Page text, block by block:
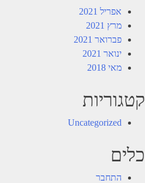
אפריל 2021
מרץ 2021
פברואר 2021
ינואר 2021
מאי 2018
קטגוריות
Uncategorized
כלים
התחבר